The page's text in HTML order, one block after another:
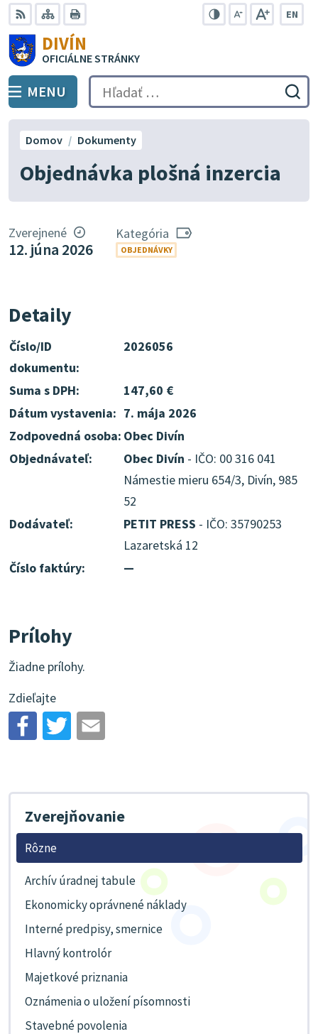
Preskočiť
na
obsah
RSS Mapa
EN
DIVÍN
OFICIÁLNE STRÁNKY
PREPNÚŤ
MENU Hľadať:
Objednávka plošná inzercia
Domov Dokumenty
Zverejnené
12. júna 2026
Kategória
OBJEDNÁVKY
Detaily
Číslo/ID
dokumentu:
2026056
Suma s DPH:
147,60 €
Dátum vystavenia: 7. mája 2026
Zodpovedná osoba: Obec Divín
Objednávateľ:
Obec Divín - IČO: 00 316 041
Námestie mieru 654/3, Divín, 985
52
Dodávateľ:
PETIT PRESS - IČO: 35790253
Lazaretská 12
Číslo faktúry:
—
Prílohy
Žiadne prílohy.
Zdieľajte
Zverejňovanie
Rôzne
Archív úradnej tabule
Ekonomicky oprávnené náklady
Interné predpisy, smernice
Hlavný kontrolór
Majetkové priznania
Oznámenia o uložení písomnosti
Stavebné povolenia